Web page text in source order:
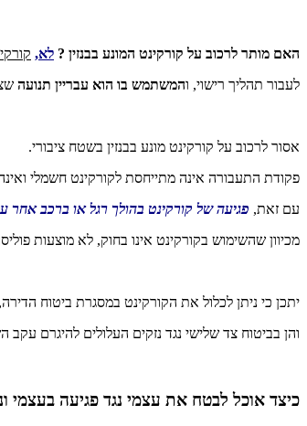
האם מותר לרכוב על קורקינט המונע בבנזין ? לא,
לעבור תהליך רישוי, והמשתמש בו הוא עבריין תנועה
אסור לרכוב על קורקינט מונע בבנזין בשטח ציבורי.
פקודת התעבורה אינה מתייחסת לקורקינט חשמלי
עם זאת, פגיעה של קורקינט בהולך רגל או ברכב אחר
מכיוון שהשימוש בקורקינט אינו בחוק, לא מוצעות
יתכן כי ניתן לכלול את הקורקינט במסגרת ביטוח
והן בביטוח צד שלישי נגד נזקים העלולים להיגרם
כיצד אוכל לבטח את עצמי נגד פגיעה בעצמי